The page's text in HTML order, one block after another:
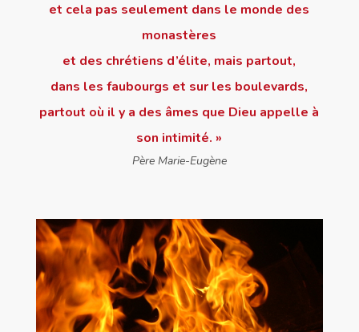
et cela pas seulement dans le monde des
monastères
et des chrétiens d’élite, mais partout,
dans les faubourgs et sur les boulevards,
partout où il y a des âmes que Dieu appelle à
son intimité. »
Père Marie-Eugène